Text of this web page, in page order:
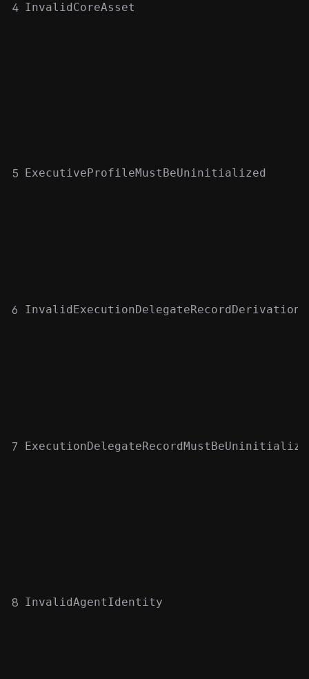
4 InvalidCoreAsset
5 ExecutiveProfileMustBeUninitialized
6 InvalidExecutionDelegateRecordDerivation
7
8 InvalidAgentIdentity